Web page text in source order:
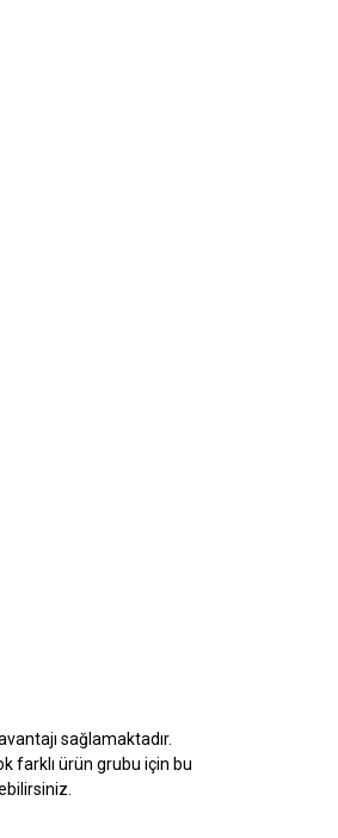
sağlamaktadır.
farklı ürün grubu için bu